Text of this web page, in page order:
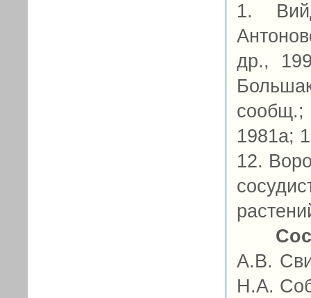
1.
др.,
1981а;
12.
А.В.
Н.А.